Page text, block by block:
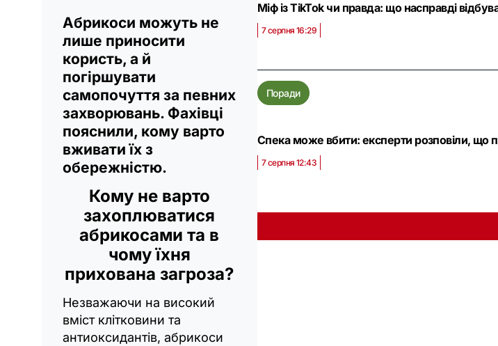
Абрикоси можуть не
лише приносити
користь, а й
погіршувати
самопочуття за певних
захворювань. Фахівці
пояснили, кому варто
вживати їх з
обережністю.
Кому не варто
захоплюватися
абрикосами та в
чому їхня
прихована загроза?
Незважаючи на високий
вміст клітковини та
антиоксидантів, абрикоси
Міф із TikTok чи правда: що насправді
7 серпня 16:29
Поради
Спека може вбити: експерти розповіли, що
7 серпня 12:43